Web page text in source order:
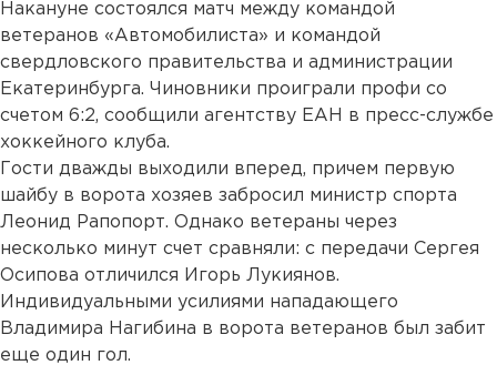
Накануне состоялся матч между командой
ветеранов «Автомобилиста» и командой
свердловского правительства и администрации
Екатеринбурга. Чиновники проиграли профи со
счетом 6:2, сообщили агентству ЕАН в пресс-службе
хоккейного клуба.
Гости дважды выходили вперед, причем первую
шайбу в ворота хозяев забросил министр спорта
Леонид Рапопорт. Однако ветераны через
несколько минут счет сравняли: с передачи Сергея
Осипова отличился Игорь Лукиянов.
Индивидуальными усилиями нападающего
Владимира Нагибина в ворота ветеранов был забит
еще один гол.